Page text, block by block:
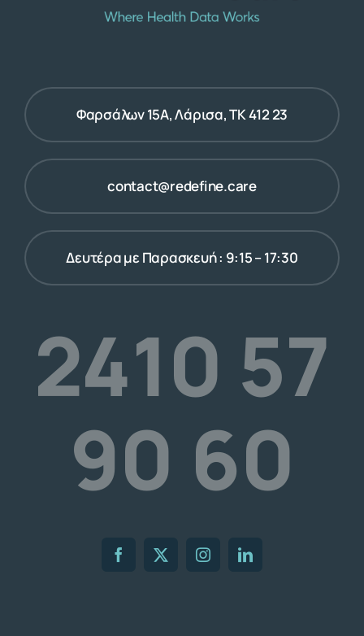
Φαρσάλων 15Α, Λάρισα, ΤΚ 412 23
contact@redefine.care
Δευτέρα με Παρασκευή : 9:15 – 17:30
2410 57
90 60